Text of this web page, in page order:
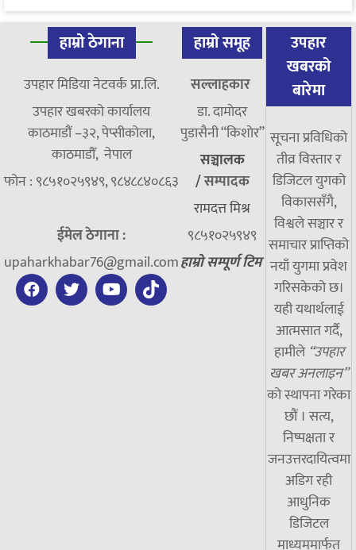
हाम्रो ठेगाना
उपहार मिडिया नेटवर्क प्रा.लि.
उपहार खबरको कार्यालय
काठमाडौं –३२, पेप्सीकोला,
काठमाडौँ, नेपाल
फोन : ९८५१०२५९४९, ९८४८८४०८६३
ईमेल ठेगाना :
upaharkhabar76@gmail.com
हाम्रो समूह
सल्लाहकार
डा. दामाेदर
पुडासैनी “किशाेर”
सञ्चालक
/सम्पादक
रामदत्त मिश्र
९८५१०२५९४९
हाम्रो सम्पूर्ण टिम
उपहार
खबरको
बारेमा
सूचना प्रविधिको
तीव्र विस्तार र
डिजिटल युगको
विकाससँगै,
विश्वले सञ्चार र
समाचार प्राप्तिको
नयाँ युगमा प्रवेश
गरिसकेको छ।
यही यथार्थलाई
आत्मसात गर्दै,
हामीले “उपहार
खबर अनलाइन”
को स्थापना गरेका
छौं । सत्य,
निष्पक्षता र
जनउत्तरदायित्वमा
अडिग रही
आधुनिक
डिजिटल
माध्यममार्फत